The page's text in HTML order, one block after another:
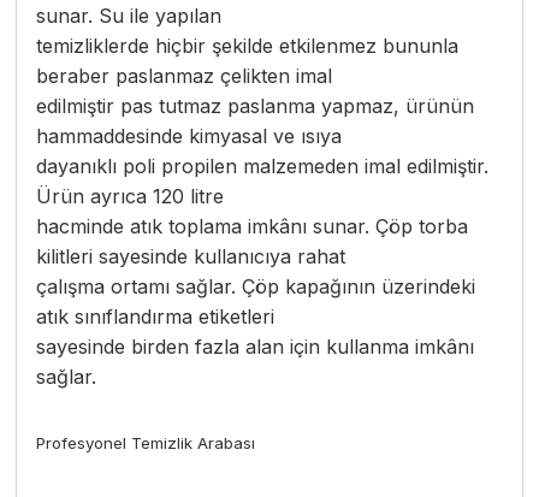
sunar. Su ile yapılan
temizliklerde hiçbir şekilde etkilenmez bununla
beraber paslanmaz çelikten imal
edilmiştir pas tutmaz paslanma yapmaz, ürünün
hammaddesinde kimyasal ve ısıya
dayanıklı poli propilen malzemeden imal edilmiştir.
Ürün ayrıca 120 litre
hacminde atık toplama imkânı sunar. Çöp torba
kilitleri sayesinde kullanıcıya rahat
çalışma ortamı sağlar. Çöp kapağının üzerindeki
atık sınıflandırma etiketleri
sayesinde birden fazla alan için kullanma imkânı
sağlar.
Profesyonel Temizlik Arabası